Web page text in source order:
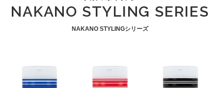
NAKANO STYLING SERIES
NAKANO STYLINGシリーズ